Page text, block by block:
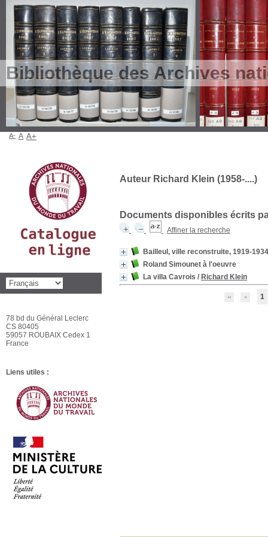
Bibliothèque des Archives
Auteur Richard Klein (1958-....)
Documents disponibles écrits
Affiner la recherche
Bailleul, ville reconstruite, 1919-
Roland Simounet à l'oeuvre
La villa Cavrois / Richard Klein
1
A- A A+
78 bd du Général Leclerc
CS 80405
59057 ROUBAIX Cedex 1
France
Liens utiles :